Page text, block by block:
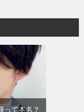
って本名？